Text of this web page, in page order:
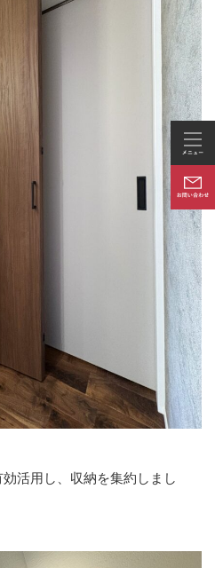
活用し、収納を集約しまし